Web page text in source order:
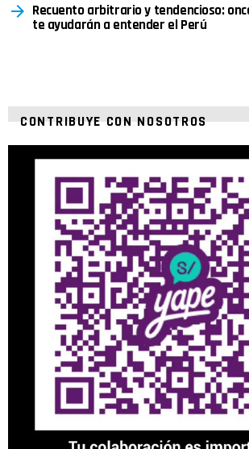
Recuento arbitrario y tendencioso:
te ayudarán a entender el Perú
CONTRIBUYE CON NOSOTROS